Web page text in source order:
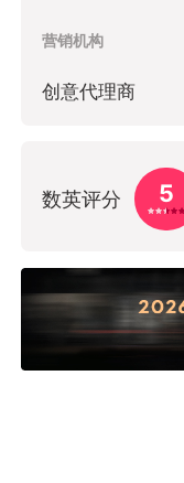
营销机构
创意代理商
数英评分 5